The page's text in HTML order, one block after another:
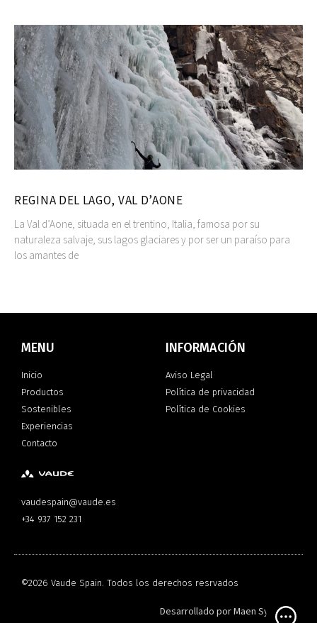
REGINA DEL LAGO, VAL D’AONE
La Val d’Aone, situada en el trentino, Italia, famosa por su
naturaleza salvaje, sus lagos glaciares y por ser un paraíso para
los amantes de
MENU
Inicio
Productos
Sostenibles
Experiencias
Contacto
INFORMACIÓN
Aviso Legal
Política de privacidad
Política de Cookies
vaudespain@vaude.es
+34 937 152 231
©2026 Vaude Spain. Todos los derechos resrvados
Desarrollado porMaen Systems